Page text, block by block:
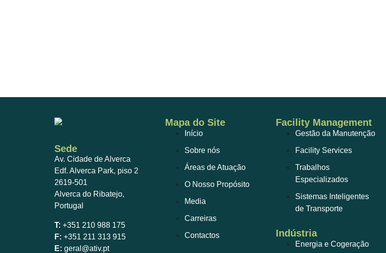
Sede
Av. Cidade de Alverca
Edf. Alverca Park, piso 2
2619-501
Alverca do Ribatejo,
Portugal
T: +351 210 988 175
F: +351 211 313 915
E: geral@ativ.pt
Mapa do Site
Início
Sobre nós
Áreas de Atuação
O Nosso Propósito
Media
Carreiras
Contactos
Facility Management
Gestão da Manutenção
Facility Services
Trabalhos
Especializados
Sistemas Inteligentes
de Transporte
Indústria
Energia e Cogeração